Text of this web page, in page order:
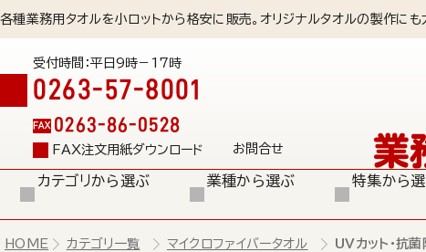
各種業務用タオルを小ロットから格安に販売。オリジナルタオルの製作にも
受付時間：平日9時－17時
0263-57-8001
FAX 0263-86-0528
FAX注文用紙ダウンロード お問合せ 業
カテゴリから選ぶ 業種から選ぶ 特集から
HOME カテゴリ一覧 マイクロファイバータオル UVカット・抗菌